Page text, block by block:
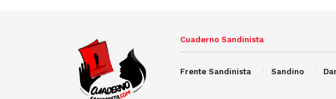
Cuaderno Sandinista
Frente Sandinista Sandino